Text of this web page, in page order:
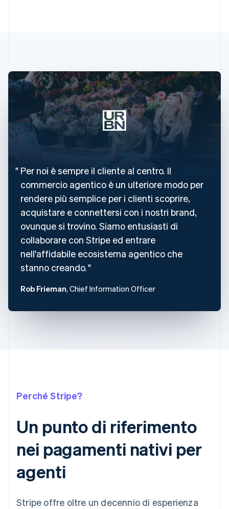
Per noi è sempre il cliente al centro. Il
commercio agentico è un ulteriore modo per
rendere più semplice per i clienti scoprire,
acquistare e connettersi con i nostri brand,
ovunque si trovino. Siamo entusiasti di
collaborare con Stripe ed entrare
nell'affidabile ecosistema agentico che
stanno creando.
Rob Frieman, Chief Information Officer
Perché Stripe?
Un punto di riferimento
nei pagamenti nativi per
agenti
Stripe offre oltre un decennio di esperienza